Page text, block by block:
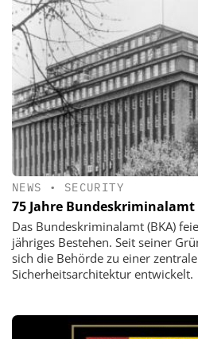
NEWS • SECURITY
75 Jahre Bundeskriminalamt
Das Bundeskriminalamt (BKA)
jähriges Bestehen. Seit seiner
sich die Behörde zu einer
Sicherheitsarchitektur entwickelt.